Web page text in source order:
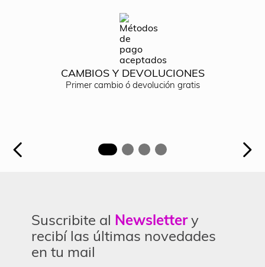
CAMBIOS Y DEVOLUCIONES
Primer cambio ó devolución gratis
Suscribite al Newslettery
recibí las últimas novedades
en tu mail